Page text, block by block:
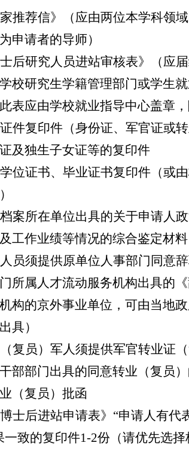
家推荐信》（应由两位本学科领
申请者的导师）
士后研究人员进站审核表》（应
校研究生学籍管理部门或学生
表应由学校就业指导中心盖章，
证件复印件（身份证、军官证或
及独生子女证等的复印件
学位证书、毕业证书复印件（或
档案所在单位出具的关于申请人
工作业绩等情况的综合鉴定材料
人员须提供原单位人事部门同意
所属人才流动服务机构出具的
构的京外事业单位，可由当地
具）
（复员）军人须提供军官转业证
部部门出具的同意转业（复员
（复员）批函
士后进站申请表》 “申请人有代
一致的复印件1-2份（请优先选